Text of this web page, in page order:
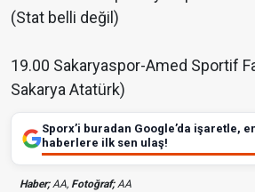
(Stat belli değil)
19.00 Sakaryaspor-Amed Sportif
Sakarya Atatürk)
Sporx’i buradan Google’da işaretle,
haberlere ilk sen ulaş!
Haber;AA, Fotoğraf;AA